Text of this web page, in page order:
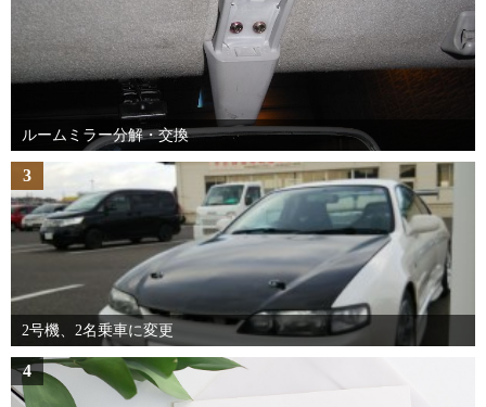
ルームミラー分解・交換
3
2号機、2名乗車に変更
4